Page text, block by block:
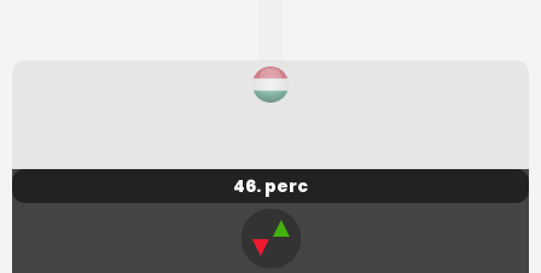
46. perc
▼▲